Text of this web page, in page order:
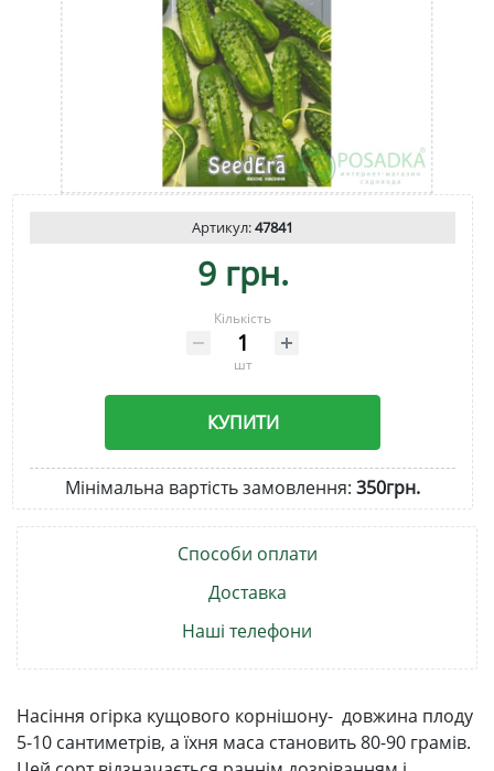
Артикул:47841
9 грн.
Кількість
шт
КУПИТИ
Мінімальна вартість замовлення: 350грн.
Способи оплати
Доставка
Наші телефони
Насіння огірка кущового корнішону- довжина плоду
5-10 сантиметрів, а їхня маса становить 80-90 грамів.